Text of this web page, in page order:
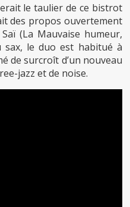
le taulier de ce bistrot
des propos ouvertement
(La Mauvaise humeur,
le duo est habitué à
de surcroît d’un nouveau
jazz et de noise.